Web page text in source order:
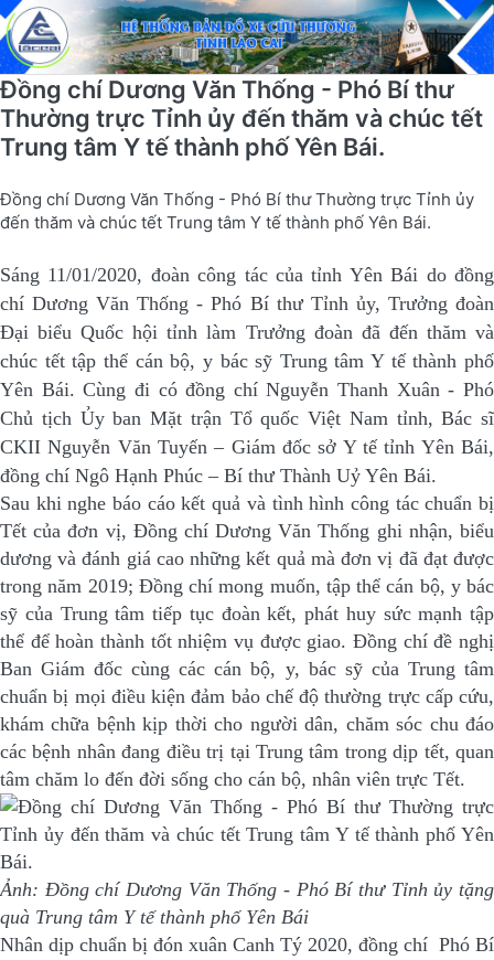
Đồng chí Dương Văn Thống - Phó Bí thư
Thường trực Tỉnh ủy đến thăm và chúc tết
Trung tâm Y tế thành phố Yên Bái.
Đồng chí Dương Văn Thống - Phó Bí thư Thường trực Tỉnh ủy
đến thăm và chúc tết Trung tâm Y tế thành phố Yên Bái.
Sáng 11/01/2020, đoàn công tác của tỉnh Yên Bái do đồng
chí Dương Văn Thống - Phó Bí thư Tỉnh ủy, Trưởng đoàn
Đại biểu Quốc hội tỉnh làm Trưởng đoàn đã đến thăm và
chúc tết tập thể cán bộ, y bác sỹ Trung tâm Y tế thành phố
Yên Bái. Cùng đi có đồng chí Nguyễn Thanh Xuân - Phó
Chủ tịch Ủy ban Mặt trận Tổ quốc Việt Nam tỉnh, Bác sĩ
CKII Nguyễn Văn Tuyến – Giám đốc sở Y tế tỉnh Yên Bái,
đồng chí Ngô Hạnh Phúc – Bí thư Thành Uỷ Yên Bái.
Sau khi nghe báo cáo kết quả và tình hình công tác chuẩn bị
Tết của đơn vị, Đồng chí Dương Văn Thống ghi nhận, biểu
dương và đánh giá cao những kết quả mà đơn vị đã đạt được
trong năm 2019; Đồng chí mong muốn, tập thể cán bộ, y bác
sỹ của Trung tâm tiếp tục đoàn kết, phát huy sức mạnh tập
thể để hoàn thành tốt nhiệm vụ được giao. Đồng chí đề nghị
Ban Giám đốc cùng các cán bộ, y, bác sỹ của Trung tâm
chuẩn bị mọi điều kiện đảm bảo chế độ thường trực cấp cứu,
khám chữa bệnh kịp thời cho người dân, chăm sóc chu đáo
các bệnh nhân đang điều trị tại Trung tâm trong dịp tết, quan
tâm chăm lo đến đời sống cho cán bộ, nhân viên trực Tết.
Ảnh: Đồng chí Dương Văn Thống - Phó Bí thư Tỉnh ủy tặng
quà Trung tâm Y tếthành phốYên Bái
Nhân dịp chuẩn bị đón xuân Canh Tý 2020, đồng chí Phó Bí